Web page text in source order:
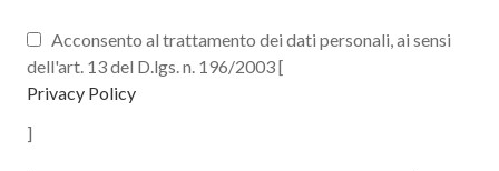
Acconsento al trattamento dei dati personali, ai sensi
dell'art. 13 del D.lgs. n. 196/2003 [
Privacy Policy
]